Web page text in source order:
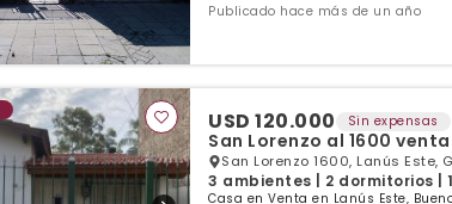
Publicado hace más de un año
USD 120.000 Sin expensas
San Lorenzo al 1600
San Lorenzo 1600, Lanús Este,
3 ambientes | 2 dormitorios |
Casa en Venta en Lanús Este,